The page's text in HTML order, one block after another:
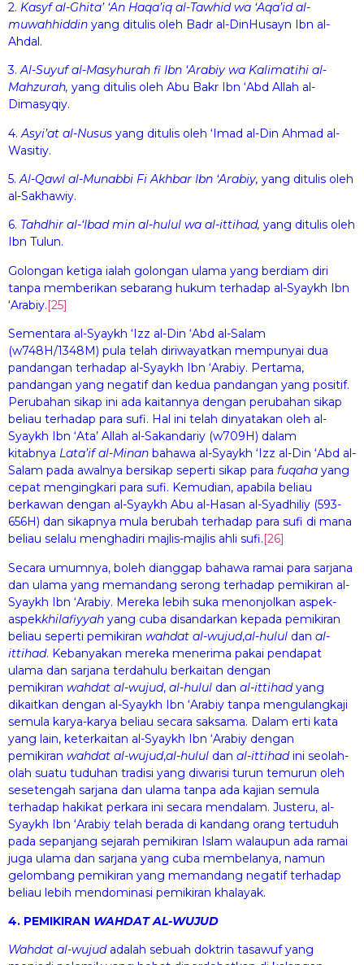
2. Kasyf al-Ghita’ ‘An Haqa’iq al-Tawhid wa ‘Aqa’id al-
muwahhiddin yang ditulis oleh Badr al-DinHusayn Ibn al-
Ahdal.
3.Al-Suyuf al-Masyhurah f Ibn ‘Arabiy wa Kalimatihi al-
Mahzurah, yang ditulis oleh Abu Bakr Ibn ‘Abd Allah al-
Dimasyqiy.
4.Asyi’at al-Nusus yang ditulis oleh ‘Imad al-Din Ahmad al-
Wasitiy.
5.Al-Qawl al-Munabbi FiAkhbar Ibn ‘Arabiy, yang ditulis oleh
al-Sakhawiy.
6. Tahdhir al-‘Ibad min al-hulul wa al-ittihad, yang ditulis oleh
Ibn Tulun.
Golongan ketiga ialah golongan ulama yang berdiam diri
tanpa memberikan sebarang hukum terhadap al-Syaykh Ibn
‘Arabiy.[25]
Sementara al-Syaykh ‘Izz al-Din ‘Abd al-Salam
(w748H/1348M) pula telah diriwayatkan mempunyai dua
pandangan terhadap al-Syaykh Ibn ‘Arabiy. Pertama,
pandangan yang negatif dan kedua pandangan yang positif.
Perubahan sikap ini ada kaitannya dengan perubahan sikap
beliau terhadap para sufi. Hal ini telah dinyatakan oleh al-
Syaykh Ibn ‘Ata’ Allah al-Sakandariy (w709H) dalam
kitabnya Lata’if al-Minan bahawa al-Syaykh ‘Izz al-Din ‘Abd al-
Salam pada awalnya bersikap seperti sikap para fuqaha yang
cepat mengingkari para sufi. Kemudian, apabila beliau
berkawan dengan al-Syaykh Abu al-Hasan al-Syadhiliy (593-
656H) dan sikapnya mula berubah terhadap para sufi di mana
beliau selalu menghadiri majlis-majlis ahli sufi.[26]
Secara umumnya, boleh dianggap bahawa ramai para sarjana
dan ulama yang memandang serong terhadap pemikiran al-
Syaykh Ibn ‘Arabiy. Mereka lebih suka menonjolkan aspek-
aspekkhilafiyyah yang cuba disandarkan kepada pemikiran
beliau seperti pemikiran wahdat al-wujud,al-hulul dan al-
ittihad. Kebanyakan mereka menerima pakai pendapat
ulama dan sarjana terdahulu berkaitan dengan
pemikiran wahdat al-wujud, al-hulul dan al-ittihadyang
dikaitkan dengan al-Syaykh Ibn ‘Arabiy tanpa mengulangkaji
semula karya-karya beliau secara saksama. Dalam erti kata
yang lain, keterkaitan al-Syaykh Ibn ‘Arabiy dengan
pemikiran wahdat al-wujud,al-hulul dan al-ittihadini seolah-
olah suatu tuduhan tradisi yang diwarisi turun temurun oleh
sesetengah sarjana dan ulama tanpa ada kajian semula
terhadap hakikat perkara ini secara mendalam. Justeru, al-
Syaykh Ibn ‘Arabiy telah berada di kandang orang tertuduh
pada sepanjang sejarah pemikiran Islam walaupun ada ramai
juga ulama dan sarjana yang cuba membelanya, namun
gelombang pemikiran yang memandang negatif terhadap
beliau lebih mendominasi pemikiran khalayak.
4. PEMIKIRAN WAHDAT AL-WUJUD
Wahdat al-wujudadalah sebuah doktrin tasawuf yang